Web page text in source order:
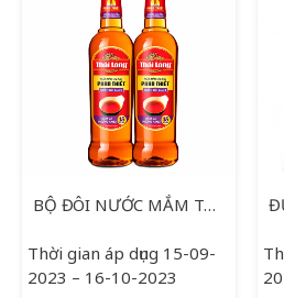
BỘ ĐÔI NƯỚC MẮM THÁI LONG 750ML
Thời gian áp dụng 15-09-
2023 – 16-10-2023